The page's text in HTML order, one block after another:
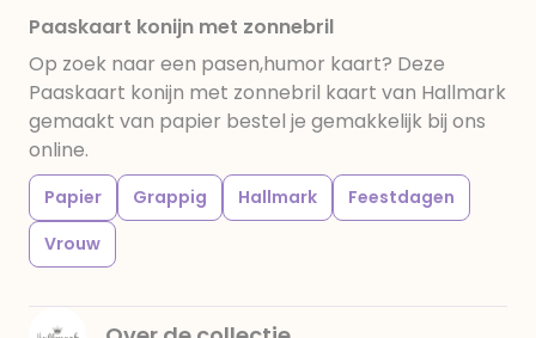
Paaskaart konijn met zonnebril
Op zoek naar een pasen,humor kaart? Deze
Paaskaart konijn met zonnebril kaart van Hallmark
gemaakt van papier bestel je gemakkelijk bij ons
online.
Papier Grappig Hallmark
Feestdagen
Vrouw